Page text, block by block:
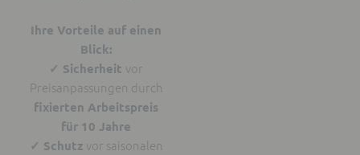
Ihre Vorteile auf einen
Blick:
✓ Sicherheit vor
Preisanpassungen durch
fixierten Arbeitspreis
für 10 Jahre
✓ Schutz vor saisonalen